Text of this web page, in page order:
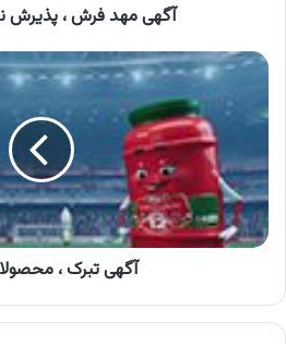
آگهی مهد فرش ، پذیرش
آگهی
،
محصولات
تبرک
آگهی تبرک ،